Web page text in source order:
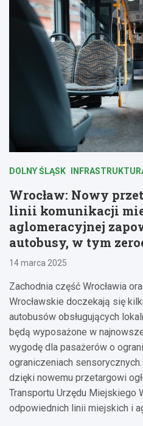
DOLNY ŚLĄSK
Wrocław: Nowy
linii komunikacji
aglomeracyjnej
autobusy, w tym
14 marca 2025
Zachodnia część Wrocławia
Wrocławskie doczekają się
autobusów obsługujących
będą wyposażone w
wygodę dla pasażerów o
ograniczeniach
dzięki nowemu przetargowi
Transportu Urzędu Miejskiego
odpowiednich linii miejskich i